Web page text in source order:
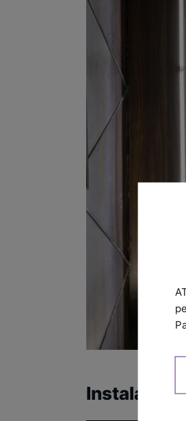
Instalación